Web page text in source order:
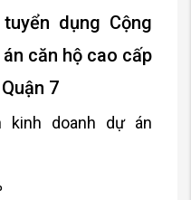
dụng Cộng
căn hộ cao cấp
7
kinh doanh dự án